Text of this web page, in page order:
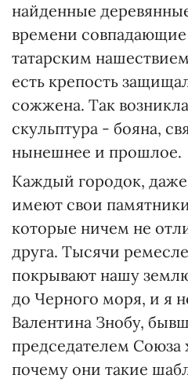
найденные
времени
татарским
есть крепость
сожжена. Так
скульптура - бояна,
нынешнее и прошлое.
Каждый городок,
имеют свои
которые ничем не
друга. Тысячи
покрывают нашу
до Черного моря, и я
Валентина Знобу,
председателем Союза
почему они такие